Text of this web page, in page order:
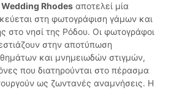
Rhodes αποτελεί μία
στη φωτογράφιση γάμων και
στο νησί της Ρόδου. Οι φωτογράφοι
στην αποτύπωση
και μνημειωδών στιγμών,
που διατηρούνται στο πέρασμα
ως ζωντανές αναμνήσεις. Η